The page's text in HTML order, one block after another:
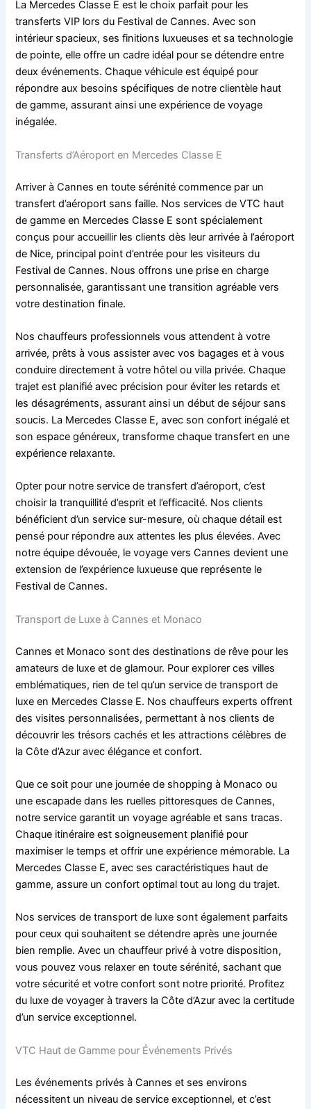
La Mercedes Classe E est le choix parfait pour les
transferts VIP lors du Festival de Cannes. Avec son
intérieur spacieux, ses finitions luxueuses et sa technologie
de pointe, elle offre un cadre idéal pour se détendre entre
deux événements. Chaque véhicule est équipé pour
répondre aux besoins spécifiques de notre clientèle haut
de gamme, assurant ainsi une expérience de voyage
inégalée.
Transferts d’Aéroport en Mercedes Classe E
Arriver à Cannes en toute sérénité commence par un
transfert d’aéroport sans faille. Nos services de VTC haut
de gamme en Mercedes Classe E sont spécialement
conçus pour accueillir les clients dès leur arrivée à l’aéroport
de Nice, principal point d’entrée pour les visiteurs du
Festival de Cannes. Nous offrons une prise en charge
personnalisée, garantissant une transition agréable vers
votre destination finale.
Nos chauffeurs professionnels vous attendent à votre
arrivée, prêts à vous assister avec vos bagages et à vous
conduire directement à votre hôtel ou villa privée. Chaque
trajet est planifié avec précision pour éviter les retards et
les désagréments, assurant ainsi un début de séjour sans
soucis. La Mercedes Classe E, avec son confort inégalé et
son espace généreux, transforme chaque transfert en une
expérience relaxante.
Opter pour notre service de transfert d’aéroport, c’est
choisir la tranquillité d’esprit et l’efficacité. Nos clients
bénéficient d’un service sur-mesure, où chaque détail est
pensé pour répondre aux attentes les plus élevées. Avec
notre équipe dévouée, le voyage vers Cannes devient une
extension de l’expérience luxueuse que représente le
Festival de Cannes.
Transport de Luxe à Cannes et Monaco
Cannes et Monaco sont des destinations de rêve pour les
amateurs de luxe et de glamour. Pour explorer ces villes
emblématiques, rien de tel qu’un service de transport de
luxe en Mercedes Classe E. Nos chauffeurs experts offrent
des visites personnalisées, permettant à nos clients de
découvrir les trésors cachés et les attractions célèbres de
la Côte d’Azur avec élégance et confort.
Que ce soit pour une journée de shopping à Monaco ou
une escapade dans les ruelles pittoresques de Cannes,
notre service garantit un voyage agréable et sans tracas.
Chaque itinéraire est soigneusement planifié pour
maximiser le temps et offrir une expérience mémorable. La
Mercedes Classe E, avec ses caractéristiques haut de
gamme, assure un confort optimal tout au long du trajet.
Nos services de transport de luxe sont également parfaits
pour ceux qui souhaitent se détendre après une journée
bien remplie. Avec un chauffeur privé à votre disposition,
vous pouvez vous relaxer en toute sérénité, sachant que
votre sécurité et votre confort sont notre priorité. Profitez
du luxe de voyager à travers la Côte d’Azur avec la certitude
d’un service exceptionnel.
VTC Haut de Gamme pour Événements Privés
Les événements privés à Cannes et ses environs
nécessitent un niveau de service exceptionnel, et c’est